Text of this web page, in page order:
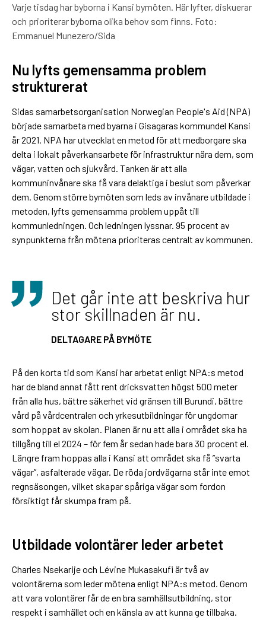
Varje tisdag har byborna i Kansi bymöten. Här lyfter, diskuerar
och prioriterar byborna olika behov som finns. Foto:
Emmanuel Munezero/Sida
Nu lyfts gemensamma problem
strukturerat
Sidas samarbetsorganisation Norwegian People's Aid (NPA)
började samarbeta med byarna i Gisagaras kommundel Kansi
år 2021. NPA har utvecklat en metod för att medborgare ska
delta i lokalt påverkansarbete för infrastruktur nära dem, som
vägar, vatten och sjukvård. Tanken är att alla
kommuninvånare ska få vara delaktiga i beslut som påverkar
dem. Genom större bymöten som leds av invånare utbildade i
metoden, lyfts gemensamma problem uppåt till
kommunledningen. Och ledningen lyssnar. 95 procent av
synpunkterna från mötena prioriteras centralt av kommunen.
Det går inte att beskriva hur
stor skillnaden är nu.
DELTAGARE PÅ BYMÖTE
På den korta tid som Kansi har arbetat enligt NPA:s metod
har de bland annat fått rent dricksvatten högst 500 meter
från alla hus, bättre säkerhet vid gränsen till Burundi, bättre
vård på vårdcentralen och yrkesutbildningar för ungdomar
som hoppat av skolan. Planen är nu att alla i området ska ha
tillgång till el 2024 – för fem år sedan hade bara 30 procent el.
Längre fram hoppas alla i Kansi att området ska få ”svarta
vägar”, asfalterade vägar. De röda jordvägarna står inte emot
regnsäsongen, vilket skapar spåriga vägar som fordon
försiktigt får skumpa fram på.
Utbildade volontärer leder arbetet
Charles Nsekarije och Lévine Mukasakufi är två av
volontärerna som leder mötena enligt NPA:s metod. Genom
att vara volontärer får de en bra samhällsutbildning, stor
respekt i samhället och en känsla av att kunna ge tillbaka.